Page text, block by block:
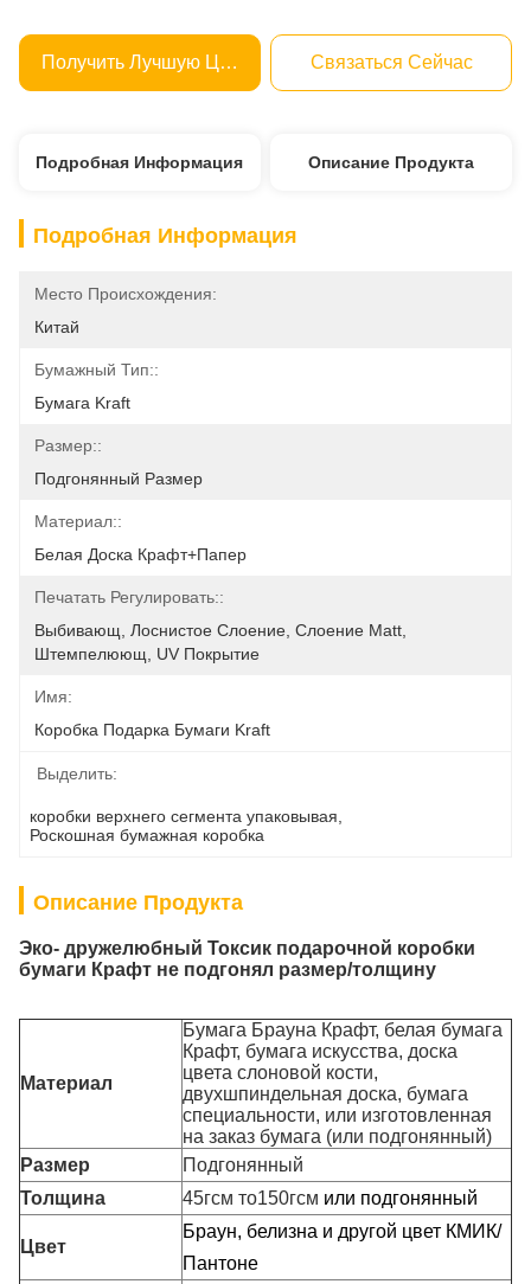
Получить Лучшую Цену Связаться Сейчас
Подробная Информация Описание Продукта
Подробная Информация
Место Происхождения:
Китай
Бумажный Тип::
Бумага Kraft
Размер::
Подгонянный Размер
Материал::
Белая Доска Крафт+Папер
Печатать Регулировать::
Выбивающ, Лоснистое Слоение, Слоение Matt,
Штемпелюющ, UV Покрытие
Имя:
Коробка Подарка Бумаги Kraft
Выделить:
коробки верхнего сегмента упаковывая
Роскошная бумажная коробка
Описание Продукта
Эко- дружелюбный Токсик подарочной коробки
бумаги Крафт не подгонял размер/толщину
Материал
Бумага Брауна Крафт, белая бумага
Крафт, бумага искусства, доска
цвета слоновой кости,
двухшпиндельная доска, бумага
специальности, или изготовленная
на заказ бумага (или подгонянный)
Размер
Подгонянный
Толщина
45гсм то150гсм или подгонянный
Цвет
Браун, белизна и другой цвет КМИК/
Пантоне